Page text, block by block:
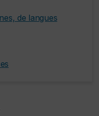
de langues